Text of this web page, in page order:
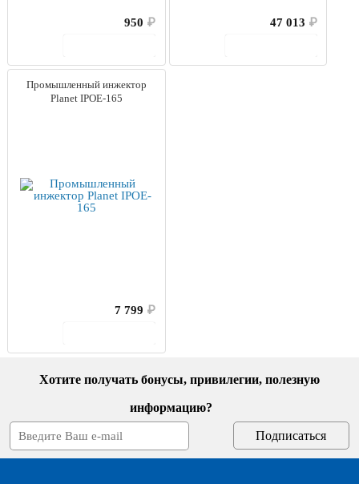
950 ₽
47 013 ₽
Промышленный инжектор
Planet IPOE-165
7 799 ₽
Хотите получать бонусы, привилегии, полезную
информацию?